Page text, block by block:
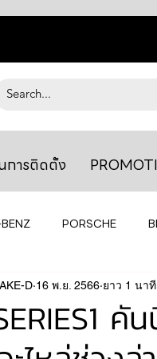
การติดตั้ง
PORSCHE
ยางรถยนต์ AUDI
MAZDA TOYOTA
คั
D 16 พ.ย. 2566 ยาว 1 นาที